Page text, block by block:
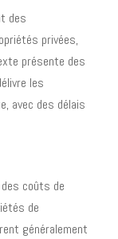
des
privées,
présente des
les
avec des délais
coûts de
de
généralement